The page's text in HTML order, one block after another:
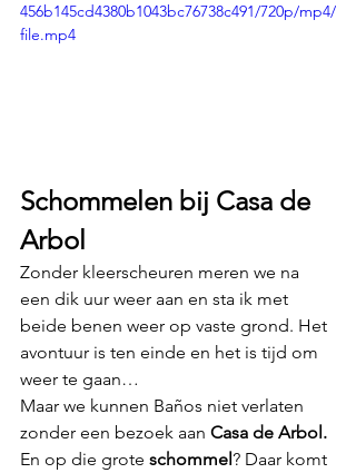
456b145cd4380b1043bc76738c491/720p/mp4/
file.mp4
Schommelen bij Casa de
Arbol
Zonder kleerscheuren meren we na
een dik uur weer aan en sta ik met
beide benen weer op vaste grond. Het
avontuur is ten einde en het is tijd om
weer te gaan…
Maar we kunnen Baños niet verlaten
zonder een bezoek aan Casa de Arbol.
En op die grote schommel? Daar komt